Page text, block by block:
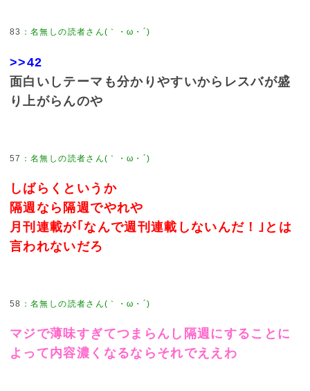
83 ：名無しの読者さん(｀・ω・´)
>>42
面白いしテーマも分かりやすいからレスバが盛
り上がらんのや
57 ：名無しの読者さん(｀・ω・´)
しばらくというか
隔週なら隔週でやれや
月刊連載が｢なんで週刊連載しないんだ！｣とは
言われないだろ
58 ：名無しの読者さん(｀・ω・´)
マジで薄味すぎてつまらんし隔週にすることに
よって内容濃くなるならそれでええわ